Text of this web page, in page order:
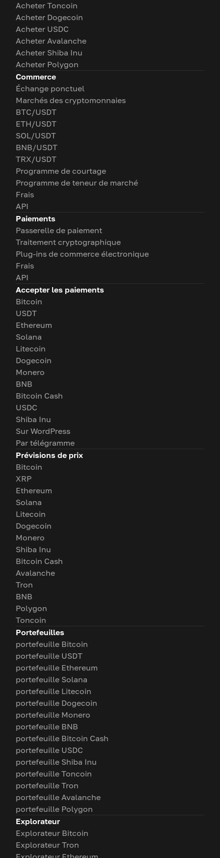
Acheter Toncoin
Acheter Dogecoin
Acheter USDC
Acheter Avalanche
Acheter Shiba Inu
Acheter Polygon
Commerce
Échange ponctuel
Marchés des cryptomonnaies
BTC/USDT
ETH/USDT
SOL/USDT
BNB/USDT
TRX/USDT
Programme de courtage
Programme de teneur de marché
Frais
API
Paiements
Passerelle de paiement
Traitement cryptographique
Plug-ins de commerce électronique
Frais
API
Accepter les paiements
Bitcoin
USDT
Ethereum
Solana
Litecoin
Dogecoin
Monero
BNB
Bitcoin Cash
USDC
Shiba Inu
Sur WordPress
Par télégramme
Prévisions de prix
Bitcoin
XRP
Ethereum
Solana
Litecoin
Dogecoin
Monero
Shiba Inu
Bitcoin Cash
Avalanche
Tron
BNB
Polygon
Toncoin
Portefeuilles
portefeuille Bitcoin
portefeuille USDT
portefeuille Ethereum
portefeuille Solana
portefeuille Litecoin
portefeuille Dogecoin
portefeuille Monero
portefeuille BNB
portefeuille Bitcoin Cash
portefeuille USDC
portefeuille Shiba Inu
portefeuille Toncoin
portefeuille Tron
portefeuille Avalanche
portefeuille Polygon
Explorateur
Explorateur Bitcoin
Explorateur Tron